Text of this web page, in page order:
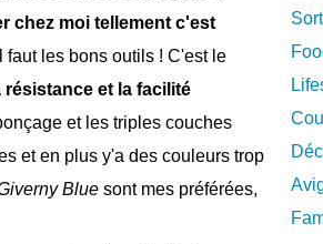
chez moi tellement c'est
faut les bons outils ! C'est le
et la facilité
et les triples couches
et en plus y'a des couleurs trop
Blue sont mes préférées,